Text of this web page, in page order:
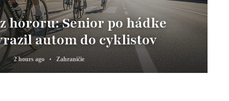
hororu: Senior po hádke
autom do cyklistov
2 hours ago Zahraničie